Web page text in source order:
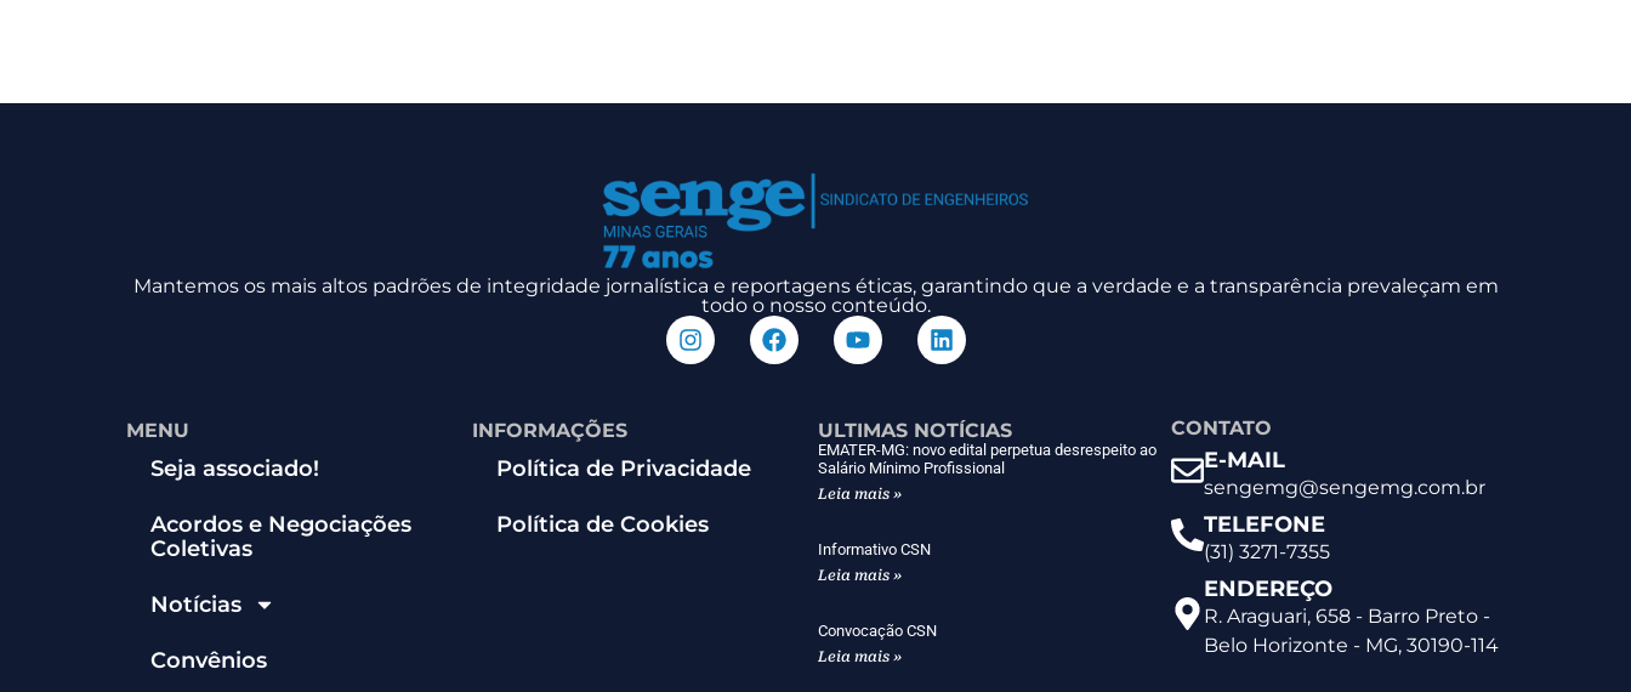
Mantemos os mais altos padrões de integridade jornalística e reportagens éticas, garantindo que a verdade e a transparência prevaleçam em
todo o nosso conteúdo.
MENU
Seja associado!
Acordos e Negociações
Coletivas
Notícias
Convênios
INFORMAÇÕES
Política de Privacidade
Política de Cookies
ULTIMAS NOTÍCIAS
EMATER-MG: novo edital perpetua desrespeito ao
Salário Mínimo Profissional
Leia mais »
Informativo CSN
Leia mais »
Convocação CSN
Leia mais »
CONTATO
E-MAIL
sengemg@sengemg.com.br
TELEFONE
(31) 3271-7355
ENDEREÇO
R. Araguari, 658 - Barro Preto -
Belo Horizonte - MG, 30190-114